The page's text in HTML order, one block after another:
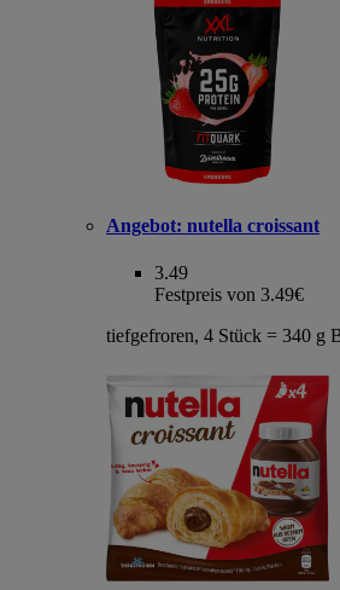
Angebot: nutella croissant
3.49
Festpreis von 3.49€
tiefgefroren, 4 Stück = 340 g